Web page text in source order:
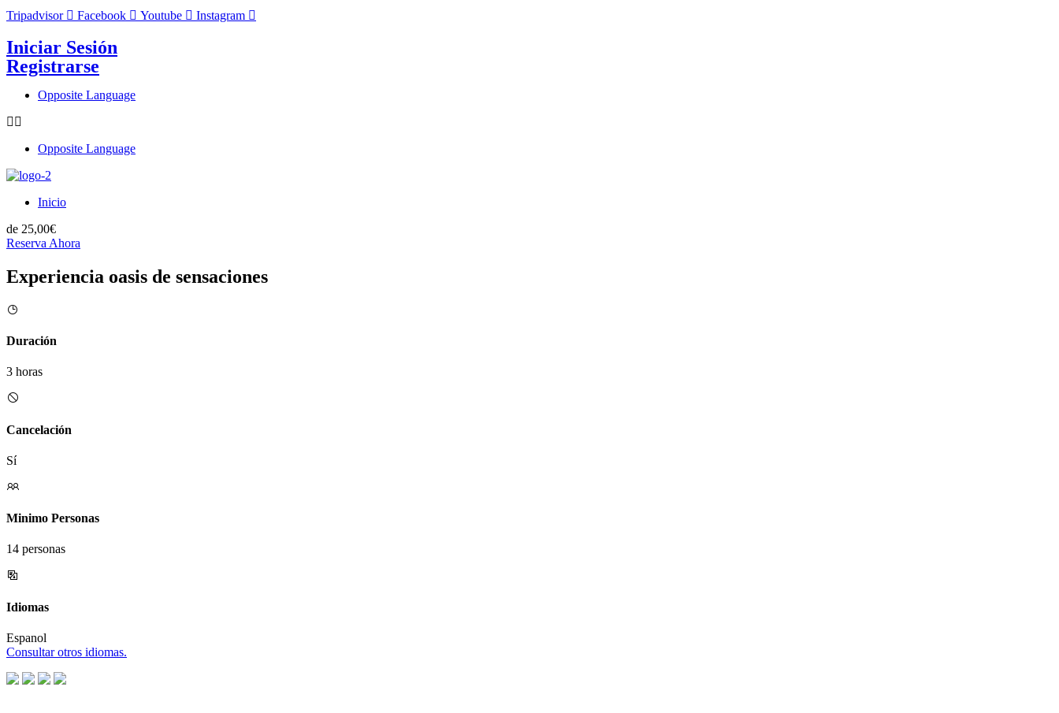
Tripadvisor Facebook Youtube
Instagram
Iniciar Sesión
Registrarse
Opposite Language
Opposite Language
Inicio
de 25,00€
Reserva Ahora
Experiencia oasis de sensaciones
Duración
3 horas
Cancelación
Sí
Minimo Personas
14 personas
Idiomas
Espanol
Consultar otros idiomas.